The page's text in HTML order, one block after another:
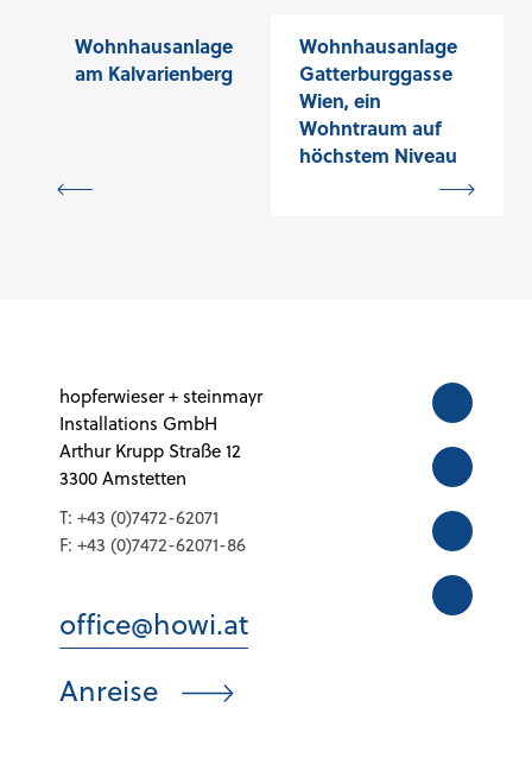
Wohnhausanlage
am Kalvarienberg
Wohnhausanlage
Gatterburggasse
Wien, ein
Wohntraum auf
höchstem Niveau
hopferwieser + steinmayr
Installations GmbH
Arthur Krupp Straße 12
3300 Amstetten
T: +43 (0)7472-62071
F: +43 (0)7472-62071-86
office@howi.at
Anreise